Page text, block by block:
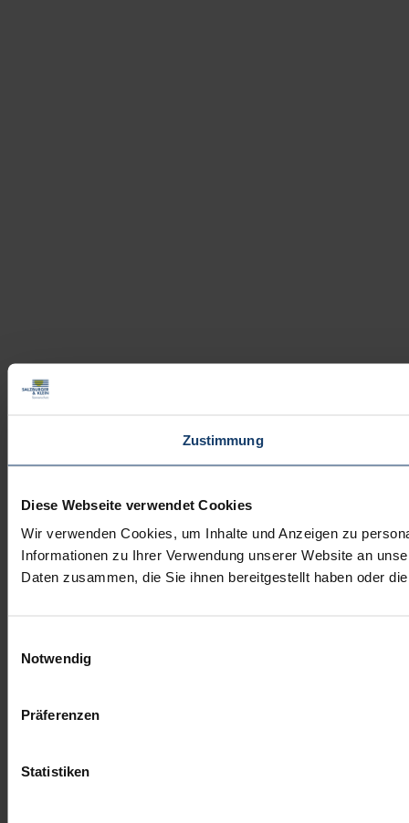
Zustimmung
Diese Webseite verwendet Cookies
Wir verwenden Cookies, um Inhalte und Anzeigen zu
Informationen zu Ihrer Verwendung unserer Website an
Daten zusammen, die Sie ihnen bereitgestellt haben oder
Notwendig
Präferenzen
Statistiken